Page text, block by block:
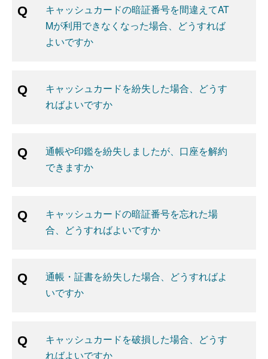
キャッシュカードの暗証番号を間違えてAT
Mが利用できなくなった場合、どうすれば
よいですか
キャッシュカードを紛失した場合、どうす
ればよいですか
通帳や印鑑を紛失しましたが、口座を解約
できますか
キャッシュカードの暗証番号を忘れた場
合、どうすればよいですか
通帳・証書を紛失した場合、どうすればよ
いですか
キャッシュカードを破損した場合、どうす
ればよいですか